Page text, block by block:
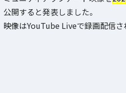
公開すると発表しました。
映像はYouTube Liveで録画配信さ